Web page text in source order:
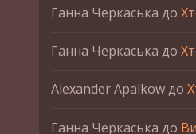
Ганна Черкаська до
Ганна Черкаська до
Alexander Apalkowдо
Ганна Черкаська до